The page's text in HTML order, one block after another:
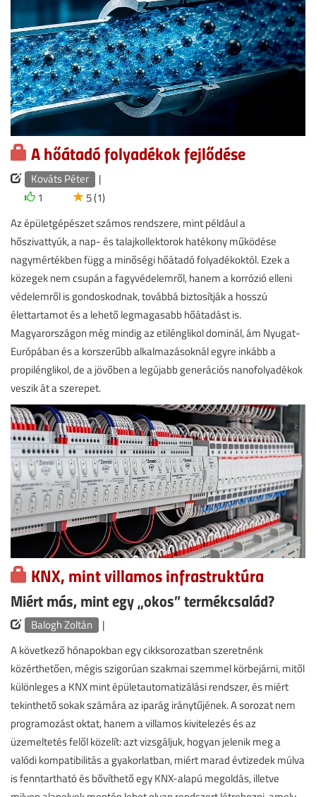
A hőátadó folyadékok fejlődése
Kováts Péter
|
1
5 (1)
Az épületgépészet számos rendszere, mint például a
hőszivattyúk, a nap- és talajkollektorok hatékony működése
nagymértékben függ a minőségi hőátadó folyadékoktól. Ezek a
közegek nem csupán a fagyvédelemről, hanem a korrózió elleni
védelemről is gondoskodnak, továbbá biztosítják a hosszú
élettartamot és a lehető legmagasabb hőátadást is.
Magyarországon még mindig az etilénglikol dominál, ám Nyugat-
Európában és a korszerűbb alkalmazásoknál egyre inkább a
propilénglikol, de a jövőben a legújabb generációs nanofolyadékok
veszik át a szerepet.
KNX, mint villamos infrastruktúra
Miért más, mint egy „okos” termékcsalád?
Balogh Zoltán
|
A következő hónapokban egy cikksorozatban szeretnénk
közérthetően, mégis szigorúan szakmai szemmel körbejárni, mitől
különleges a KNX mint épületautomatizálási rendszer, és miért
tekinthető sokak számára az iparág iránytűjének. A sorozat nem
programozást oktat, hanem a villamos kivitelezés és az
üzemeltetés felől közelít: azt vizsgáljuk, hogyan jelenik meg a
valódi kompatibilitás a gyakorlatban, miért marad évtizedek múlva
is fenntartható és bővíthető egy KNX-alapú megoldás, illetve